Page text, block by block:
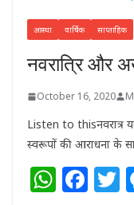
आस्था वार्षिक साप्ताहिक
नवरात्रि और
October 16, 2020
Listen to thisनवरात्र
स्वरूपों की आराधना के
W F T